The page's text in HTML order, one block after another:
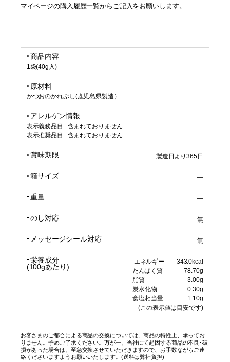
マイページの購入履歴一覧からご記入をお願いします。
商品内容
1袋(40g入)
原材料
かつおのかれぶし(鹿児島県製造）
アレルゲン情報
表示義務品目 : 含まれておりません
表示推奨品目 : 含まれておりません
賞味期限 製造日より365日
箱サイズ ―
重量 ―
のし対応 無
メッセージシール対応 無
栄養成分
(100gあたり)
エネルギー 343.0kcal
たんぱく質 78.70g
脂質 3.00g
炭水化物 0.30g
食塩相当量 1.10g
(この表示値は目安です)
お客さまのご都合による商品の交換については、商品の特性上、承ってお
りません。予めご了承ください。万が一、当社にて起因する商品の不良･破
損があった場合は、至急交換させていただきますので、お手数ながらご連
絡くださいますようお願いいたします。(送料は弊社負担)